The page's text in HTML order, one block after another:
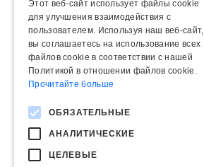
Этот веб-сайт использует файлы cookie
для улучшения взаимодействия с
пользователем. Используя наш веб-сайт,
вы соглашаетесь на использование всех
файлов cookie в соответствии с нашей
Политикой в ​​отношении файлов cookie.
Прочитайте больше
ОБЯЗАТЕЛЬНЫЕ
АНАЛИТИЧЕСКИЕ
ЦЕЛЕВЫЕ